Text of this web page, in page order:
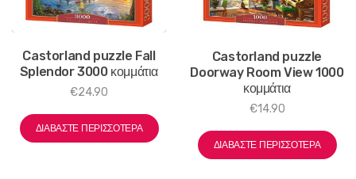
Castorland puzzle Fall
Splendor 3000 κομμάτια
€24.90
ΔΙΑΒΆΣΤΕ ΠΕΡΙΣΣΌΤΕΡΑ
Castorland puzzle
Doorway Room View 1000
κομμάτια
€14.90
ΔΙΑΒΆΣΤΕ ΠΕΡΙΣΣΌΤΕΡΑ